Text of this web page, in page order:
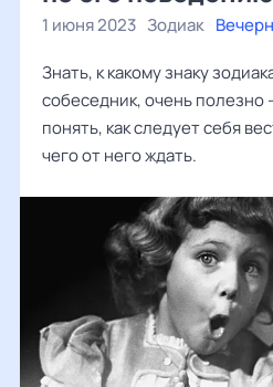
1 июня 2023 Зодиак
Знать, к какому знаку
собеседник, очень полезно
понять, как следует себя
чего от него ждать.